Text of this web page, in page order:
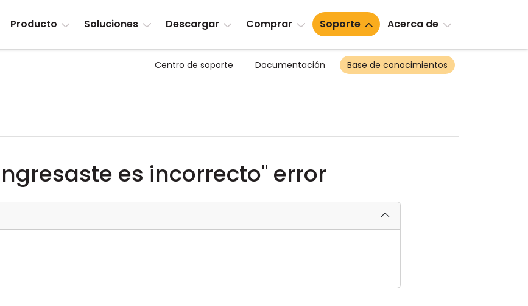
Producto Soluciones Descargar Comprar Soporte Acerca de
Centro de soporte Documentación Base de conocimientos
es incorrecto" error